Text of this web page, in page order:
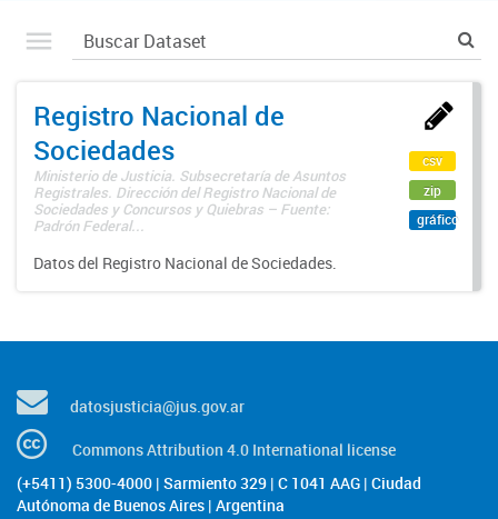
Registro Nacional de
Sociedades
Ministerio de Justicia. Subsecretaría de Asuntos
Registrales. Dirección del Registro Nacional de
Sociedades y Concursos y Quiebras – Fuente:
Padrón Federal...
Datos del Registro Nacional de Sociedades.
csv
zip
gráfico
datosjusticia@jus.gov.ar
Commons Attribution 4.0 International license
(+5411) 5300-4000 | Sarmiento 329 | C 1041 AAG | Ciudad
Autónoma de Buenos Aires | Argentina